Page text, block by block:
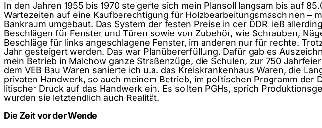
In den Jahren 1955 bis 1970 steigerte sich mein Plansoll langsam bis auf
Wartezeiten auf eine Kaufberechtigung für Holzbearbeitungsmaschinen –
Bankraum umgebaut. Das System der festen Preise in der DDR ließ
Beschlägen für Fenster und Türen sowie von Zubehör, wie Schrauben,
Beschläge für links angeschlagene Fenster, im anderen nur für rechte.
Jahr gesteigert werden. Das war Planübererfüllung. Dafür gab es
mein Betrieb in Malchow ganze Straßenzüge, die Schulen, zur 750
dem VEB Bau Waren sanierte ich u.a. das Kreiskrankenhaus Waren, die
privaten Handwerk, so auch meinem Betrieb, im politischen Programm
litischer Druck auf das Handwerk ein. Es sollten PGHs, sprich
wurden sie letztendlich auch Realität.
Die Zeit vor der Wende